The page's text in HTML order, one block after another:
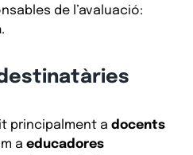
de l’avaluació:
.
principalment a docents
a educadores